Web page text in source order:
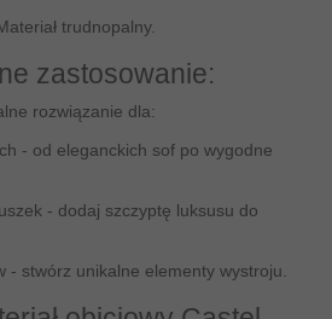
trudnopalny.
zastosowanie:
rozwiązanie dla:
- od eleganckich sof po wygodne
- dodaj szczyptę luksusu do
- stwórz unikalne elementy wystroju.